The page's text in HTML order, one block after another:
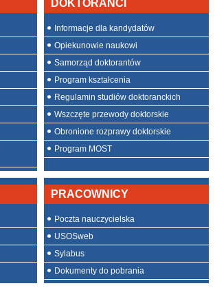
DOKTORANCI
Informacje dla kandydatów
Opiekunowie naukowi
Samorząd doktorantów
Program kształcenia
Regulamin studiów doktoranckich
Wszczęte przewody doktorskie
Obronione rozprawy doktorskie
Program MOST
PRACOWNICY
Poczta nauczycielska
USOSweb
Sylabus
Dokumenty do pobrania